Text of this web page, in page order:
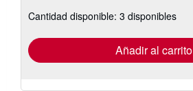
las
tarifas
envío
Cantidad disponible: 3 disponibles
Añadir al carrito